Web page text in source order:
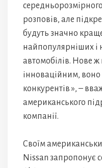
розповів, але
будуть значно
найпопулярніших
автомобілів. Нове ж
інноваційним, воно
конкурентів », –
американського
компанії.
Своїм
Nissan запропонує